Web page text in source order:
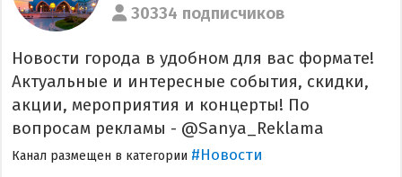
30334 подписчиков
Новости города в удобном для вас формате!
Актуальные и интересные события, скидки,
акции, мероприятия и концерты! По
вопросам рекламы - @Sanya_Reklama
Канал размещен в категории #Новости